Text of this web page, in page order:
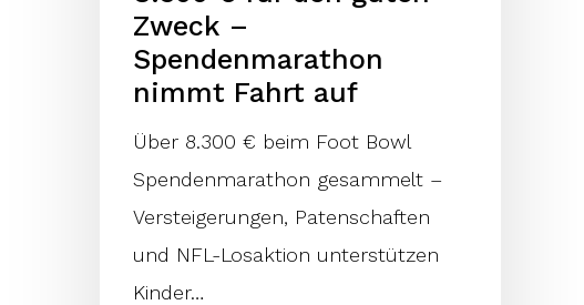
FahrtZweck –
Spendenmarathon
nimmt Fahrt auf
Über 8.300 € beim Foot Bowl
Spendenmarathon gesammelt –
Versteigerungen, Patenschaften
und NFL-Losaktion unterstützen
Kinder…